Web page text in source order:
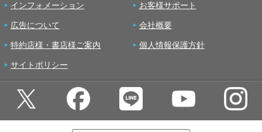
インフォメーション お客様サポート
広告について 会社概要
特約店様・書店様ご案内 個人情報保護方針
サイトポリシー